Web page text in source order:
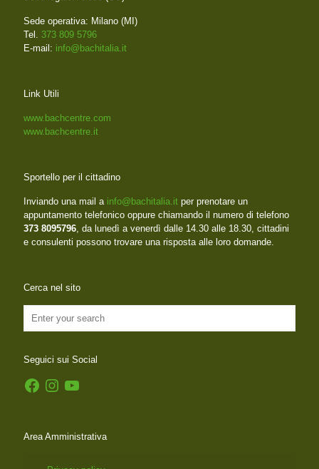
Sede operativa: Milano (MI)
Tel. 373 809 5796
E-mail: info@bachitalia.it
Link Utili
www.bachcentre.com
www.bachcentre.it
Sportello per il cittadino
Inviando una mail a info@bachitalia.it per prenotare un
appuntamento telefonico oppure chiamando il numero di telefono
373 8095796, da lunedì a venerdì dalle 14.30 alle 18.30, cittadini
e consulenti possono trovare una risposta alle loro domande.
Cerca nel sito
Seguici sui Social
FacebookInstagramYouTube
Area Amministrativa